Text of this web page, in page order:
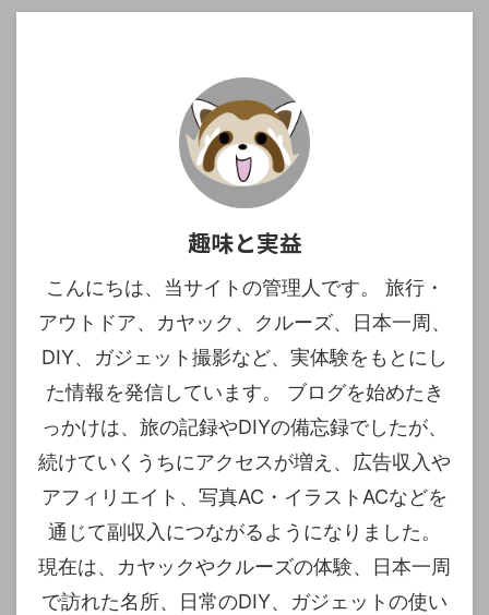
趣味と実益
こんにちは、当サイトの管理人です。 旅行・
アウトドア、カヤック、クルーズ、日本一周、
DIY、ガジェット撮影など、実体験をもとにし
た情報を発信しています。 ブログを始めたき
っかけは、旅の記録やDIYの備忘録でしたが、
続けていくうちにアクセスが増え、広告収入や
アフィリエイト、写真AC・イラストACなどを
通じて副収入につながるようになりました。
現在は、カヤックやクルーズの体験、日本一周
で訪れた名所、日常のDIY、ガジェットの使い